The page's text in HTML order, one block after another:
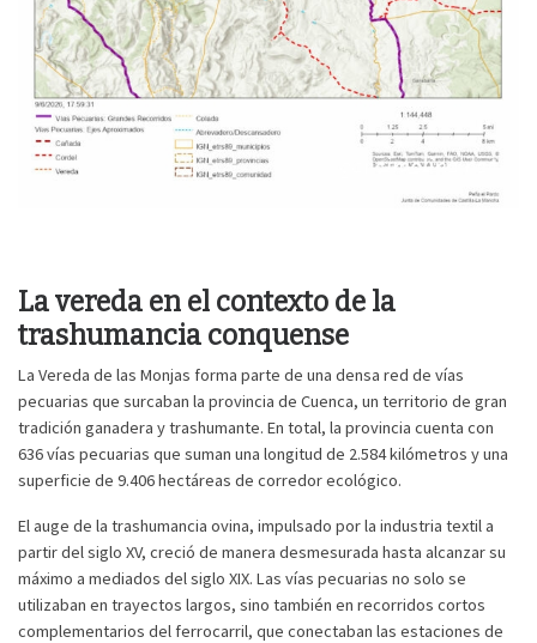
La vereda en el contexto de la
trashumancia conquense
La Vereda de las Monjas forma parte de una densa red de vías
pecuarias que surcaban la provincia de Cuenca, un territorio de gran
tradición ganadera y trashumante. En total, la provincia cuenta con
636 vías pecuarias que suman una longitud de 2.584 kilómetros y una
superficie de 9.406 hectáreas de corredor ecológico.
El auge de la trashumancia ovina, impulsado por la industria textil a
partir del siglo XV, creció de manera desmesurada hasta alcanzar su
máximo a mediados del siglo XIX. Las vías pecuarias no solo se
utilizaban en trayectos largos, sino también en recorridos cortos
complementarios del ferrocarril, que conectaban las estaciones de